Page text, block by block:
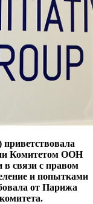
Комитетом ООН
в связи с правом
и попытками
от Парижа